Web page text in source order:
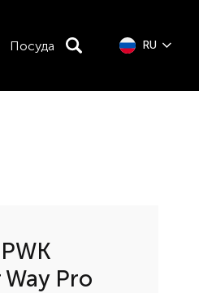
Посуда RU
Way Pro